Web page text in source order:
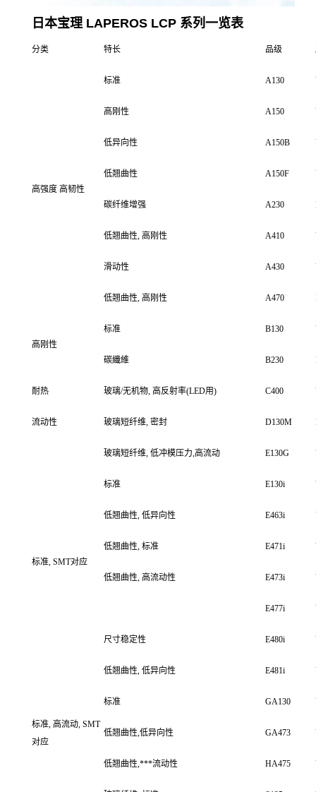
日本宝理 LAPEROS LCP 系列一览表
分类 特长 品级
高强度 高韧性
标准 A130
高刚性 A150
低异向性 A150B
低翘曲性 A150F
碳纤维增强 A230
低翘曲性, 高刚性 A410
滑动性 A430
低翘曲性, 高刚性 A470
高刚性
标准 B130
碳纖維 B230
耐热 玻璃/无机物, 高反射率(LED用) C400
流动性 玻璃短纤维, 密封 D130M
标准, SMT对应
玻璃短纤维, 低冲模压力,高流动 E130G
标准 E130i
低翘曲性, 低异向性 E463i
低翘曲性, 标准 E471i
低翘曲性, 高流动性 E473i
E477i
尺寸稳定性 E480i
低翘曲性, 低异向性 E481i
标准, 高流动, SMT
对应
标准 GA130
低翘曲性,低异向性 GA473
低翘曲性,***流动性 HA475